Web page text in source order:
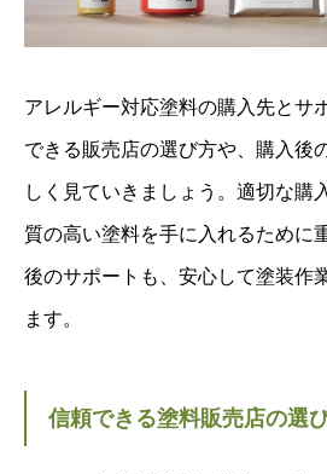
アレルギー対応塗料の購入先とサ
できる販売店の選び方や、購入後
しく見ていきましょう。適切な購
質の高い塗料を手に入れるために
後のサポートも、安心して塗装作
ます。
信頼できる塗料販売店の選